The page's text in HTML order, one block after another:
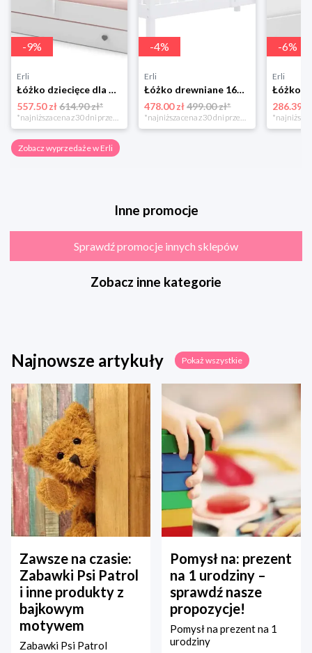
-9%
Erli
Łóżko dziecięce dla dziewczynki EmmaKOBI 160x80 białe z szufladą + materac
557.50 zł614.90 zł*
-4%
Erli
Łóżko drewniane 160x80 + materac BOBO P
478.00 zł 499.00 zł*
-6%
Erli
286.39 zł
Zobacz wyprzedaże w Erli
Inne promocje
Sprawdź promocje innych sklepów
Zobacz inne kategorie
Najnowsze artykuły Pokaż wszystkie
Zawsze na czasie:
Zabawki Psi Patrol
i inne produkty z
bajkowym
motywem
Zabawki Psi Patrol
Pomysł na: prezent
na 1 urodziny –
sprawdź nasze
propozycje!
Pomysł na prezent na 1
urodziny